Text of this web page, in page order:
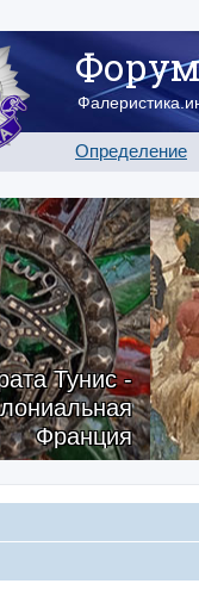
Определение
Тунис -
Франция